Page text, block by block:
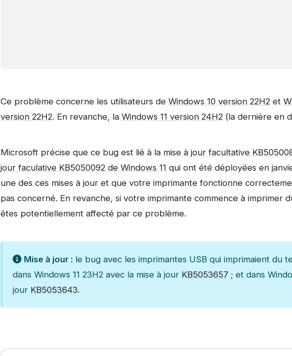
Ce problème concerne les utilisateurs de Windows 10 version 22H2et
version 22H2. En revanche, la Windows 11 version 24H2(la dernière en
Microsoft précise que ce bug est lié à la mise à jour facultative
jour faculative KB5050092 de Windows 11 qui ont été déployées en
une des ces mises à jour et que votre imprimante fonctionne
pas concerné. En revanche, si votre imprimante commence à imprimer
êtes potentiellement affecté par ce problème.
Mise à jour :le bug avec les imprimantes USB qui imprimaient du
dans Windows 11 23H2 avec la mise à jour KB5053657 ; et dans
jour KB5053643.